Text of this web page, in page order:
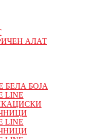
АЛАТ
БЕЛА БОЈА
LINE
LINE